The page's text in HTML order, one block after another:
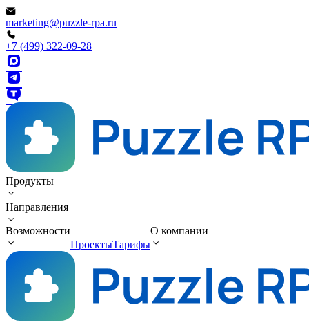
marketing@puzzle-rpa.ru
+7 (499) 322-09-28
Продукты
Направления
Возможности
ПроектыТарифы
О компании